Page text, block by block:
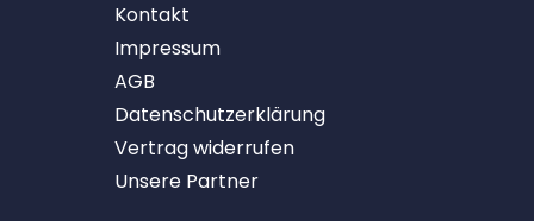
Kontakt
Impressum
AGB
Datenschutzerklärung
Vertrag widerrufen
Unsere Partner